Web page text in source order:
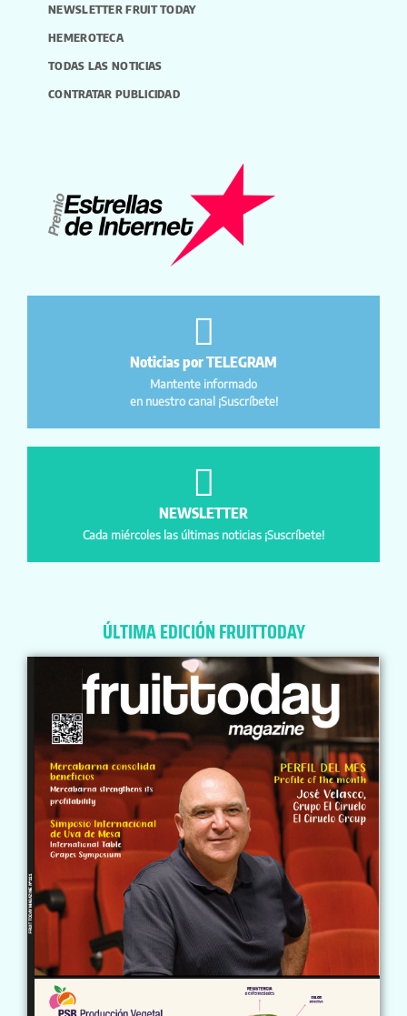
NEWSLETTER FRUIT TODAY
HEMEROTECA
TODAS LAS NOTICIAS
CONTRATAR PUBLICIDAD
Noticias por TELEGRAM
Mantente informado
en nuestro canal ¡Suscríbete!
NEWSLETTER
Cada miércoles las últimas noticias ¡Suscríbete!
ÚLTIMA EDICIÓN FRUITTODAY